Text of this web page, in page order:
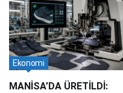
MİLYAR DOLARLIK
YATIRIM
MANİSA’DA ÜRETİLDİ:
Ekonomi